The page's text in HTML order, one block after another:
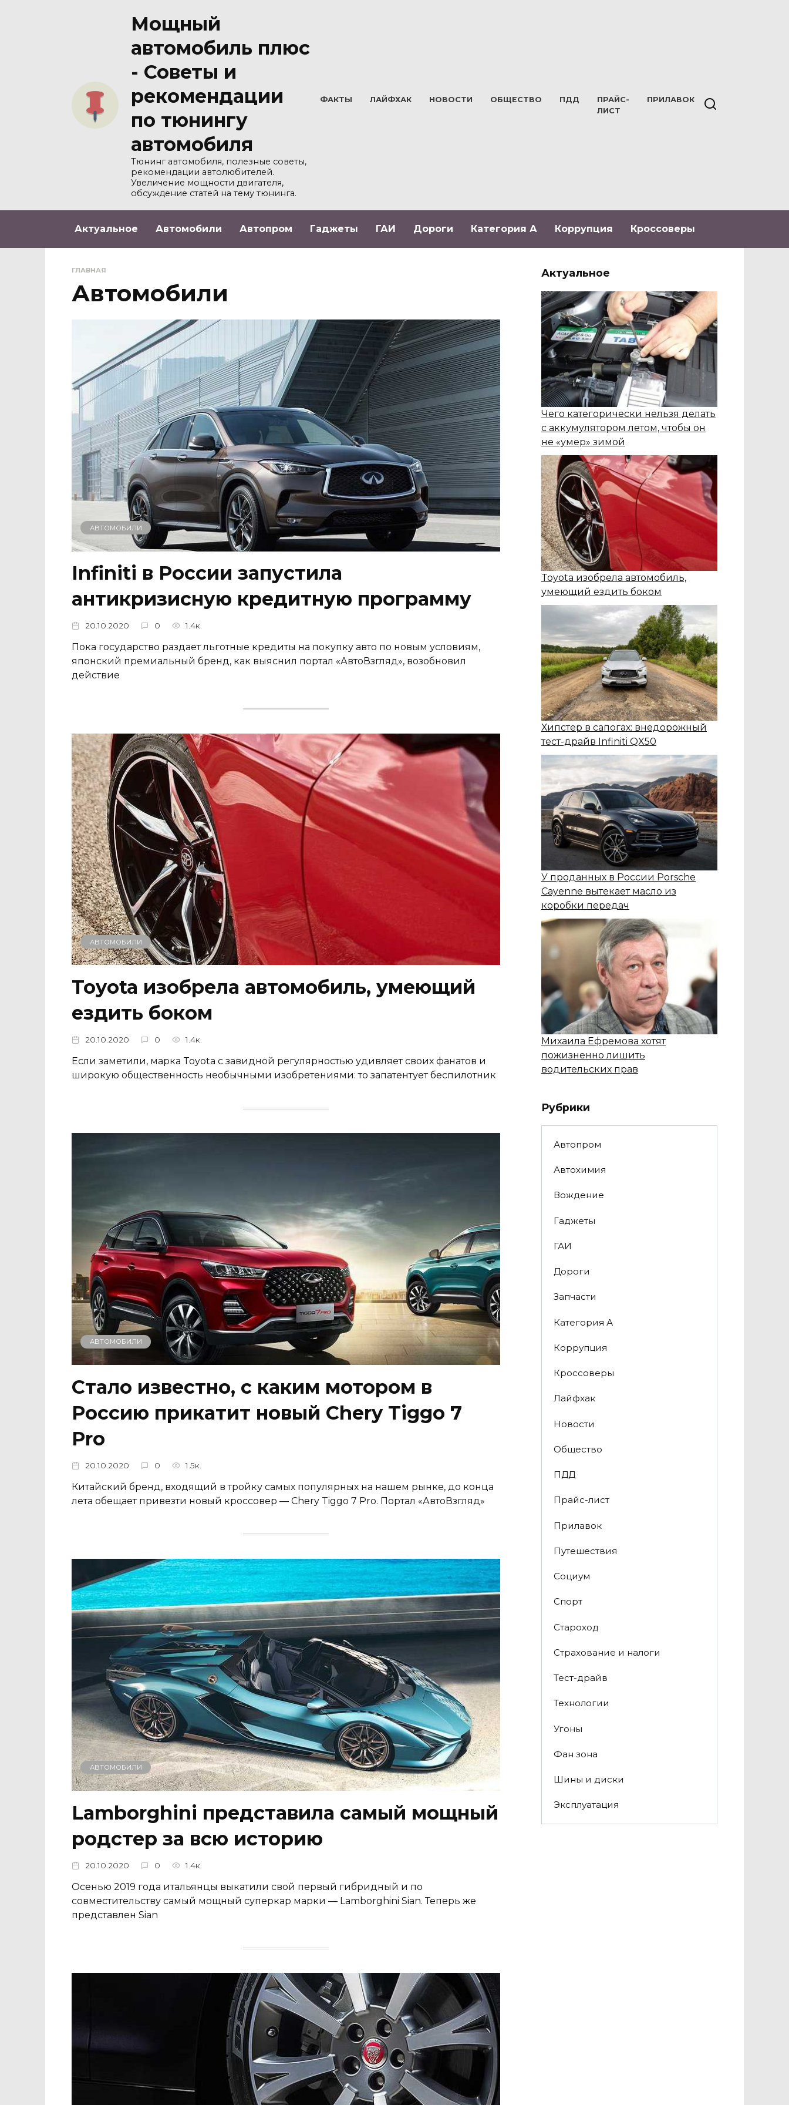
Мощный
автомобиль плюс
- Советы и
рекомендации
по тюнингу
автомобиля
Тюнинг автомобиля, полезные советы,
рекомендации автолюбителей.
Увеличение мощности двигателя,
обсуждение статей на тему тюнинга.
ФАКТЫ ЛАЙФХАК НОВОСТИ ОБЩЕСТВО ПДД
ПРАЙС-
ЛИСТ
ПРИЛАВОК
Актуальное Автомобили Автопром Гаджеты ГАИ Дороги Категория А Коррупция Кроссоверы
ГЛАВНАЯ
Автомобили
АВТОМОБИЛИ
Infiniti в России запустила
антикризисную кредитную программу
20.10.2020 0 1.4к.
Пока государство раздает льготные кредиты на покупку авто по новым условиям,
японский премиальный бренд, как выяснил портал «АвтоВзгляд», возобновил
действие
АВТОМОБИЛИ
Toyota изобрела автомобиль, умеющий
ездить боком
20.10.2020 0 1.4к.
Если заметили, марка Toyota с завидной регулярностью удивляет своих фанатов и
широкую общественность необычными изобретениями: то запатентует беспилотник
АВТОМОБИЛИ
Стало известно, с каким мотором в
Россию прикатит новый Chery Tiggo 7
Pro
20.10.2020 0 1.5к.
Китайский бренд, входящий в тройку самых популярных на нашем рынке, до конца
лета обещает привезти новый кроссовер — Chery Tiggo 7 Pro. Портал «АвтоВзгляд»
АВТОМОБИЛИ
Lamborghini представила самый мощный
родстер за всю историю
20.10.2020 0 1.4к.
Осенью 2019 года итальянцы выкатили свой первый гибридный и по
совместительству самый мощный суперкар марки — Lamborghini Sian. Теперь же
представлен Sian
Актуальное
Чего категорически нельзя делать
с аккумулятором летом, чтобы он
не «умер» зимой
Toyota изобрела автомобиль,
умеющий ездить боком
Хипстер в сапогах: внедорожный
тест-драйв Infiniti QX50
У проданных в России Porsche
Cayenne вытекает масло из
коробки передач
Михаила Ефремова хотят
пожизненно лишить
водительских прав
Рубрики
Автопром
Автохимия
Вождение
Гаджеты
ГАИ
Дороги
Запчасти
Категория А
Коррупция
Кроссоверы
Лайфхак
Новости
Общество
ПДД
Прайс-лист
Прилавок
Путешествия
Социум
Спорт
Староход
Страхование и налоги
Тест-драйв
Технологии
Угоны
Фан зона
Шины и диски
Эксплуатация